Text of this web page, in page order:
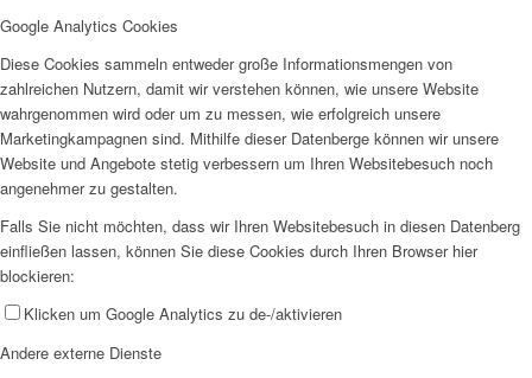
Google Analytics Cookies
Diese Cookies sammeln entweder große Informationsmengen von
zahlreichen Nutzern, damit wir verstehen können, wie unsere Website
wahrgenommen wird oder um zu messen, wie erfolgreich unsere
Marketingkampagnen sind. Mithilfe dieser Datenberge können wir unsere
Website und Angebote stetig verbessern um Ihren Websitebesuch noch
angenehmer zu gestalten.
Falls Sie nicht möchten, dass wir Ihren Websitebesuch in diesen Datenberg
einfließen lassen, können Sie diese Cookies durch Ihren Browser hier
blockieren:
Klicken um Google Analytics zu de-/aktivieren
Andere externe Dienste